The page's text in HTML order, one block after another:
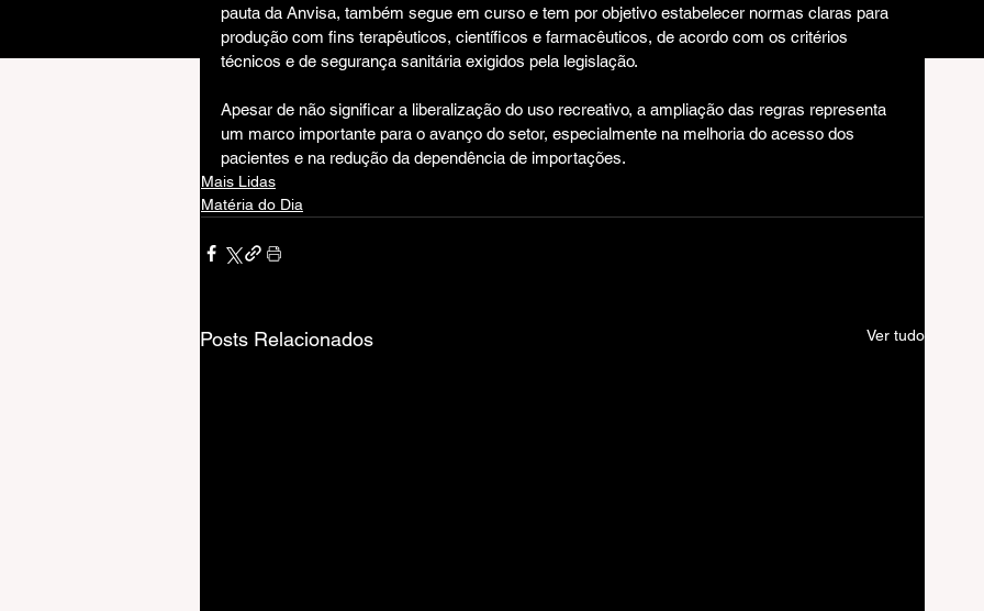
pauta da Anvisa, também segue em curso e tem por objetivo estabelecer normas claras para
produção com fins terapêuticos, científicos e farmacêuticos, de acordo com os critérios
técnicos e de segurança sanitária exigidos pela legislação.
Apesar de não significar a liberalização do uso recreativo, a ampliação das regras representa
um marco importante para o avanço do setor, especialmente na melhoria do acesso dos
pacientes e na redução da dependência de importações.
Mais Lidas
Matéria do Dia
Posts Relacionados Ver tudo